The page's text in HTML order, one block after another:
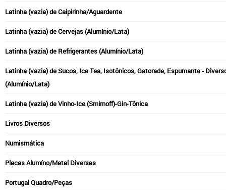
Latinha (vazia) de Caipirinha/Aguardente
Latinha (vazia) de Cervejas (Alumínio/Lata)
Latinha (vazia) de Refrigerantes (Alumínio/Lata)
Latinha (vazia) de Sucos, Ice Tea, Isotônicos, Gatorade, Espumante -
(Alumínio/Lata)
Latinha (vazia) de Vinho-Ice (Smirnoff)-Gin-Tônica
Livros Diversos
Numismática
Placas Alumíno/Metal Diversas
Portugal Quadro/Peças